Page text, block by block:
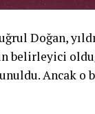
Doğan,
belirleyici
Ancak o